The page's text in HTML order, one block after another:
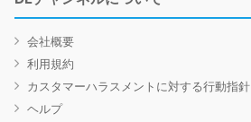
会社概要
利用規約
カスタマーハラスメントに対する行動指針
ヘルプ